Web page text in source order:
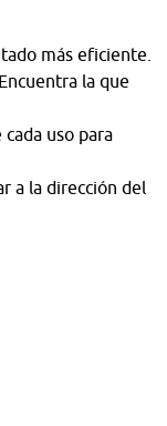
más eficiente.
la que
uso para
a la dirección del